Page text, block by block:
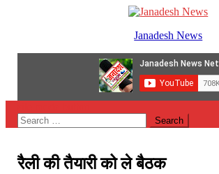
Janadesh News
Search
for:
रैली की तैयारी को ले बैठक